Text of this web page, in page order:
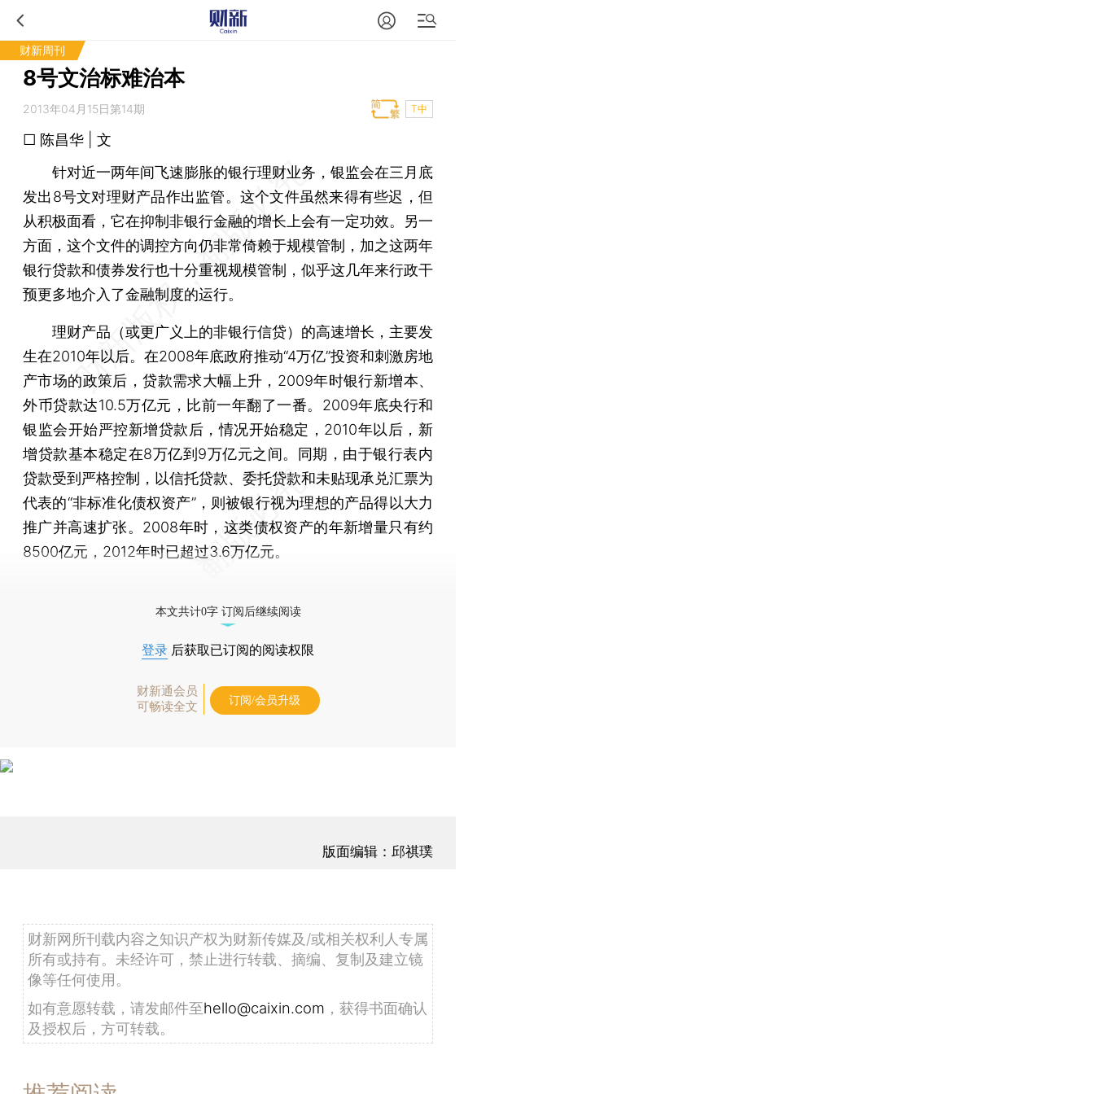
财新周刊
8号文治标难治本
2013年04月15日第14期 T中
□ 陈昌华 | 文
针对近一两年间飞速膨胀的银行理财业务，银监会在三月底
发出8号文对理财产品作出监管。这个文件虽然来得有些迟，但
从积极面看，它在抑制非银行金融的增长上会有一定功效。另一
方面，这个文件的调控方向仍非常倚赖于规模管制，加之这两年
银行贷款和债券发行也十分重视规模管制，似乎这几年来行政干
预更多地介入了金融制度的运行。
理财产品（或更广义上的非银行信贷）的高速增长，主要发
生在2010年以后。在2008年底政府推动“4万亿”投资和刺激房地
产市场的政策后，贷款需求大幅上升，2009年时银行新增本、
外币贷款达10.5万亿元，比前一年翻了一番。2009年底央行和
银监会开始严控新增贷款后，情况开始稳定，2010年以后，新
增贷款基本稳定在8万亿到9万亿元之间。同期，由于银行表内
贷款受到严格控制，以信托贷款、委托贷款和未贴现承兑汇票为
代表的“非标准化债权资产”，则被银行视为理想的产品得以大力
推广并高速扩张。2008年时，这类债权资产的年新增量只有约
8500亿元，2012年时已超过3.6万亿元。
本文共计0字 订阅后继续阅读
登录 后获取已订阅的阅读权限
财新通会员
可畅读全文
订阅/会员升级
版面编辑：邱祺璞
财新网所刊载内容之知识产权为财新传媒及/或相关权利人专属
所有或持有。未经许可，禁止进行转载、摘编、复制及建立镜
像等任何使用。
如有意愿转载，请发邮件至hello@caixin.com ，获得书面确认
及授权后，方可转载。